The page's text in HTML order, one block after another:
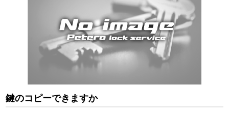
鍵のコピーできますか